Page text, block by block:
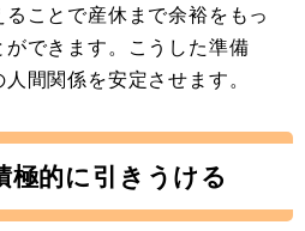
ことで産休まで余裕をもっ
できます。こうした準備
間関係を安定させます。
的に引きうける